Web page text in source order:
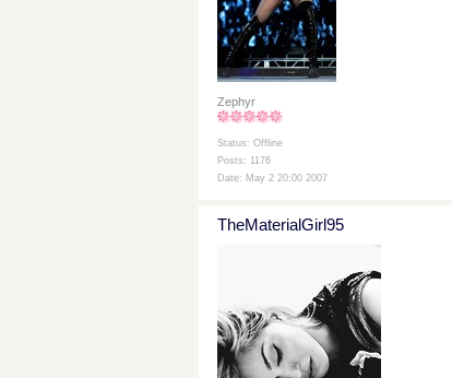
Zephyr
Status: Offline
Posts: 1176
Date: May 2 20:00 2007
TheMaterialGirl95